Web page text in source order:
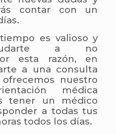
contar con un
es valioso y
a no
esta razón, en
a una consulta
nuestro
médica
tener un médico
a todas tus
todos los días.